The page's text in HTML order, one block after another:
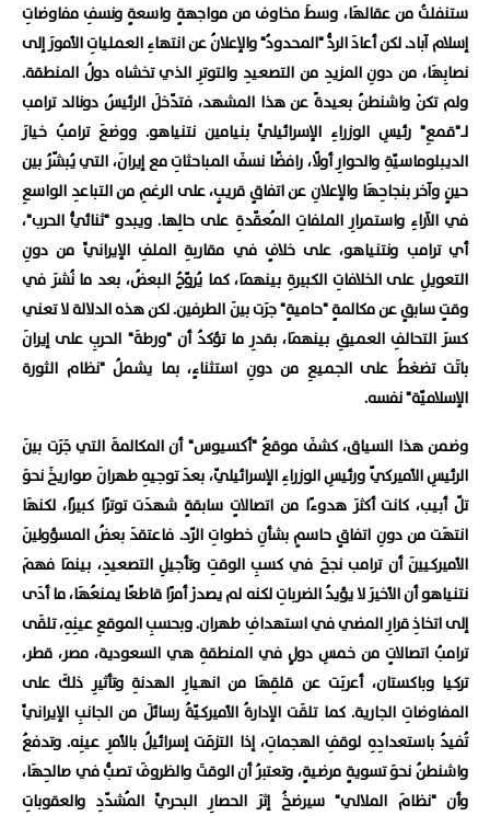
ستنفلتُ من عقالهَا، وسطَ مخاوف من مواجهةٍ واسعةٍ ونسفِ مفاوضاتِ
إسلام آباد. لكن أعادَ الردُّ "المحدودُ" والإعلانُ عن انتهاءِ العملياتِ الأمورَ إلى
نصابِهَا، من دونِ المزيدِ من التصعيدِ والتوترِ الذي تخشاه دولُ المنطقة.
ولم تكنْ واشنطنُ بعيدةً عن هذا المشهد، فتدّخلَ الرئيسُ دونالد ترامب
لـ"قمعِ" رئيسِ الوزراءِ الإسرائيليِّ بنيامين نتنياهو. ووضعَ ترامبُ خيارَ
الديبلوماسيّةِ والحوارِ أولًا، رافضًا نسفَ المباحثاتِ مع إيرانَ، التي يُبشّرُ بين
حينٍ وآخر بنجاحِهَا والإعلانِ عن اتفاقٍ قريبٍ، على الرغمِ من التباعدِ الواسعِ
في الآراءِ واستمرارِ الملفاتِ المُعقّدةِ على حالِها. ويبدو "ثنائيُّ الحرب"،
أي ترامب ونتنياهو، على خلافٍ في مقاربةِ الملفِ الإيرانيِّ من دونِ
التعويلِ على الخلافاتِ الكبيرةِ بينهمَا، كما يُروّجُ البعضُ، بعد ما نُشرَ في
وقتٍ سابقٍ عن مكالمةٍ "حاميةٍ" جرَت بينَ الطرفين. لكن هذه الدلالة لا تعني
كسرَ التحالفِ العميقِ بينهمَا، بقدرِ ما تؤكدُ أن "ورطةَ" الحربِ على إيرانَ
باتَت تضغطُ على الجميعِ من دونِ استثناءٍ، بما يشملُ "نظام الثورة
الإسلاميّة" نفسه.
وضمن هذا السياق، كشفَ موقعُ "أكسيوس" أن المكالمةَ التي جَرَت بينَ
الرئيسِ الأميركيّ ورئيسِ الوزراءِ الإسرائيليّ، بعدَ توجيهِ طهرانَ صواريخَ نحوَ
تلّ أبيب، كانت أكثرَ هدوءًا من اتصالاتٍ سابقةٍ شهدَت توترًا كبيرًا، لكنهَا
انتهَت من دونِ اتفاقٍ حاسمٍ بشأنِ خطواتِ الرّد. فاعتقدَ بعضُ المسؤولينَ
الأميركيينَ أن ترامب نجحَ في كسبِ الوقتِ وتأجيلِ التصعيدِ، بينمَا فهمَ
نتنياهو أن الأخيرَ لا يؤيدُ الضرباتِ لكنه لم يصدرْ أمرًا قاطعًا يمنعُهَا، ما أدَى
إلى اتخاذِ قرارِ المضي في استهدافِ طهران. وبحسبِ الموقعِ عينِهِ، تلقَى
ترامبُ اتصالاتٍ من خمسِ دولٍ في المنطقةِ هي السعودية، مصر، قطر،
تركيا وباكستان، أعربَت عن قلقِهَا من انهيارِ الهدنةِ وتأثيرِ ذلكَ على
المفاوضاتِ الجارية. كما تلقَت الإدارةُ الأميركيّةُ رسائلَ من الجانبِ الإيرانيِّ
تُفيدُ باستعدادِهِ لوقفِ الهجماتِ، إذا التزمَت إسرائيلُ بالأمرِ عينِه. وتدفعُ
واشنطنُ نحوَ تسويةٍ مرضيةٍ، وتعتبرُ أن الوقتَ والظروفَ تصبُّ في صالحِهَا،
وأن "نظامَ الملالي" سيرضخُ إثرَ الحصارِ البحريِّ المُشدّدِ والعقوباتِ